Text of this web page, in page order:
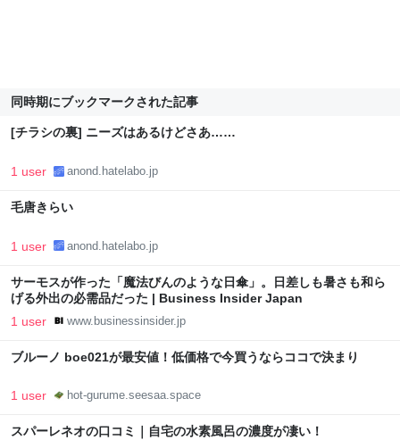
同時期にブックマークされた記事
[チラシの裏] ニーズはあるけどさあ……
1 user anond.hatelabo.jp
毛唐きらい
1 user anond.hatelabo.jp
サーモスが作った「魔法びんのような日傘」。日差しも暑さも和ら
げる外出の必需品だった | Business Insider Japan
1 user www.businessinsider.jp
ブルーノ boe021が最安値！低価格で今買うならココで決まり
1 user hot-gurume.seesaa.space
スパーレネオの口コミ｜自宅の水素風呂の濃度が凄い！